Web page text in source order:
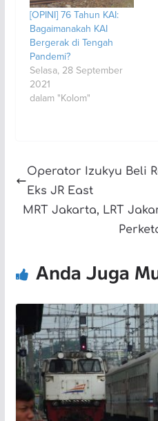
[OPINI] 76 Tahun KAI:
Bagaimanakah KAI
Bergerak di Tengah
Pandemi?
Selasa, 28 September
2021
dalam "Kolom"
Operator Izukyu Beli
Eks JR East
MRT Jakarta, LRT
Anda Juga